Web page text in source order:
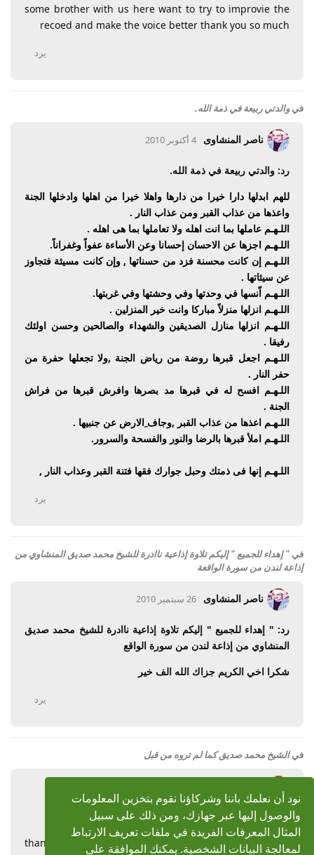
نود أن نعلمك باننا وشركاؤنا نقوم بتخزين المعلومات
والوصول إليها عبر جهازك، ومن ذلك على سبيل
المثال المعرفات الفريدة في ملفات تعريف الارتباط
لمعالجة البيانات الشخصية. يمكنك الموافقة على
some brother with us here want to try to improvie the
recoed and make the voice better thank you so much
يرد
فيوالدتي ربيعة في ذمة الله.
ناصر المنشاوى 4 أكتوبر 2010
رد: والدتي ربيعة في ذمة الله.
للهم ابدلها دارا خيرا من دارها واهلا خيرا من اهلها وادخلها الجنة
واعذها من عذاب القبر ومن عذاب النار .
اللـهـم عاملها بما انت اهله ولا تعاملها بما هى اهله .
اللـهـم اجزها عن الاحسان إحسانا وعن الأساءة عفواً وغفراناً.
اللـهـم إن كانت محسنة فزد من حسناتها , وإن كانت مسيئة فتجاوز
عن سيئاتها .
اللـهـم اّنسها في وحدتها وفي وحشتها وفي غربتها.
اللـهـم انزلها منزلاً مباركا وانت خير المنزلين .
اللـهـم انزلها منازل الصديقين والشهداء والصالحين وحسن اولئك
رفيقا .
اللـهـم اجعل قبرها روضة من رياض الجنة ,ولا تجعلها حفرة من
حفر النار .
اللـهـم افسح له في قبرها مد بصرها وافرش قبرها من فراش
الجنة .
اللـهـم اعذها من عذاب القبر ,وجاف ِالارض عن جنبيها .
اللـهـم املأ قبرها بالرضا والنور والفسحة والسرور.
اللـهـم إنها فى ذمتك وحبل جوارك فقها فتنة القبر وعذاب النار ,
يرد
في " إهداء للجميع " إليكم تلاوة إذاعية ناادرة للشيخ محمد صديق المنشاوي من
إذاعة لندن من سورة الواقعة
ناصر المنشاوى 26 سبتمبر 2010
رد: " إهداء للجميع " إليكم تلاوة إذاعية ناادرة للشيخ محمد صديق
المنشاوي من إذاعة لندن من سورة الواقع
شكرا اخي الكريم جزاك الله الف خير
يرد
فيالشيخ محمد صديق كما لم تروه من قبل
رد: الشيخ محمد صديق كما لم تروه من قبل
thank u brother may Allah reward you and bless your